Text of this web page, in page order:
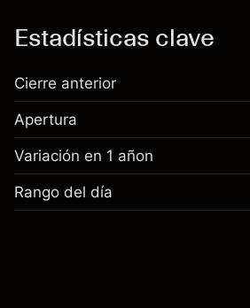
Estadísticas clave
Cierre anterior
Apertura
Variación en 1 añon
Rango del día